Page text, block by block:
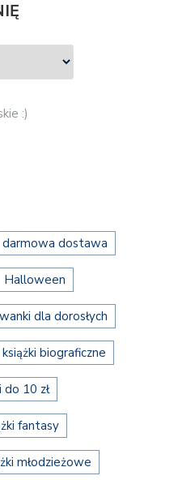
:)
darmowa dostawa
Halloween
dla dorosłych
książki biograficzne
do 10 zł
fantasy
młodzieżowe